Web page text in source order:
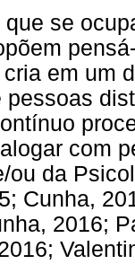
se
em um
pessoas
com
ou da
Cunha,
2016;